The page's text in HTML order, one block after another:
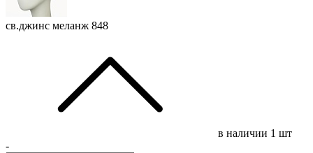
св.джинс меланж 848
в наличии 1 шт
-